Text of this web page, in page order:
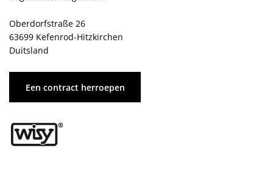
Oberdorfstraße 26
63699 Kefenrod-Hitzkirchen
Duitsland
Een contract herroepen